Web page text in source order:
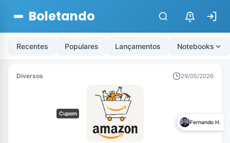
Boletando $
Recentes Populares Lançamentos Notebooks
Diversos 29/05/2026
Cupom
Fernando H.